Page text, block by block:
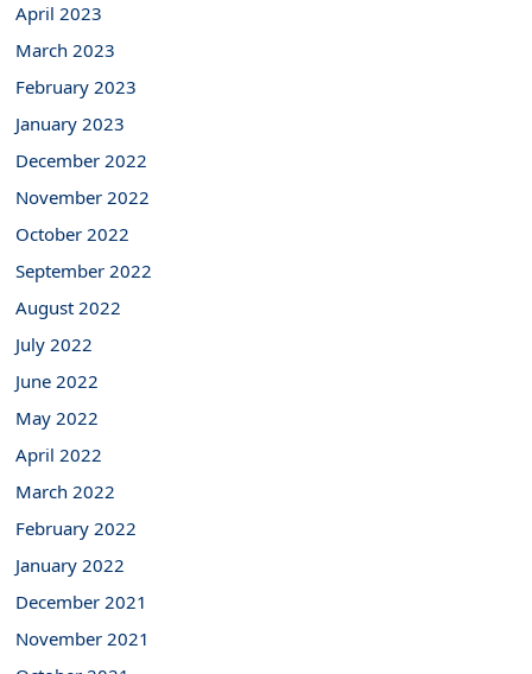
April 2023
March 2023
February 2023
January 2023
December 2022
November 2022
October 2022
September 2022
August 2022
July 2022
June 2022
May 2022
April 2022
March 2022
February 2022
January 2022
December 2021
November 2021